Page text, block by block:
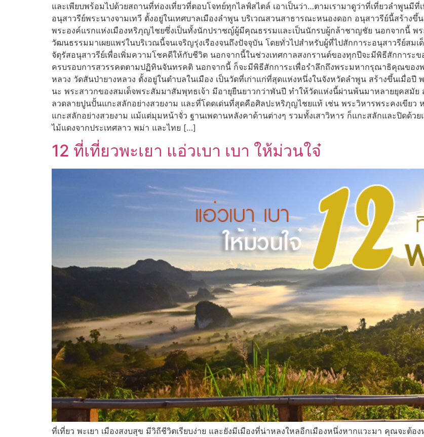
และเพียบพร้อมไปด้วยสถานที่ท่องเที่ยวที่ตอบโจทย์ทุกไลฟ์สไตล์ เอาเป็นว่า…ตามเรามาดูว่าที่เที่ยวลำพูนมีที่
อนุสาวรีย์พระนางจามเทวี ตั้งอยู่ในเทศบาลเมืองลำพูน บริเวณสวนสาธารณะหนองดอก อนุสาวรีย์นี้สร้างขึ้
พระองค์แรกแห่งเมืองหริภุญไชยซึ่งเป็นทั้งนักปราชญ์ผู้มีคุณธรรมและเป็นนักรบผู้กล้าชาญชัย นอกจากนี้ พ
วัฒนธรรมมาเผยแพร่ในบริเวณนี้จนเจริญรุ่งเรืองจนถึงปัจจุบัน โดยทั่วไปสำหรับผู้ที่ไปสักการะอนุสาวรีย์สม
จัตุรัสอนุสาวรีย์เพื่อเพิ่มความโชคดีให้กับชีวิต นอกจากนี้ในช่วงเทศกาลสงกรานต์ของทุกปีจะมีพิธีสักการะ
ครบรอบการสวรรคตตามปฏิทินจันทรคติ นอกจากนี้ ก็จะมีพิธีสักการะเพื่อรำลึกถึงพระมหากรุณาธิคุณขอ
หลวง วัดสันป่ายางหลวง ตั้งอยู่ในตำบลในเมือง เป็นวัดที่เก่าแก่ที่สุดแห่งหนึ่งในจังหวัดลำพูน สร้างขึ้นเมื่อ
นะ พระสาวกของสมเด็จพระสัมมาสัมพุทธเจ้า มีอายุยืนยาวกว่าพันปี ทำให้วัดแห่งนี้ผ่านพ้นมาหลายยุคสมั
ลวดลายปูนปั้นแกะสลักอย่างสวยงาม และที่โดดเด่นที่สุดคือศิลปะหริภุญไชยแท้ เช่น พระวิหารพระคงเขี
แกะสลักอย่างสวยงาม แม้แต่มุมหน้าจั่ว ฐานเพดานหลังคาด้านต่างๆ รวมทั้งเสาวิหาร ก็แกะสลักและปิดด้ว
ไม้แดงจากประเทศลาว พม่า และไทย […]
12 ที่เที่ยวพะเยา แอ่วเบา เบา ให้ม่วนใจ๋
ที่เที่ยว พะเยา เมืองสงบสุข มีวิถีชีวิตเรียบง่าย และยังมีเมืองที่น่าหลงใหลอีกเมืองหนึ่งหากแวะมา คุณจะต้